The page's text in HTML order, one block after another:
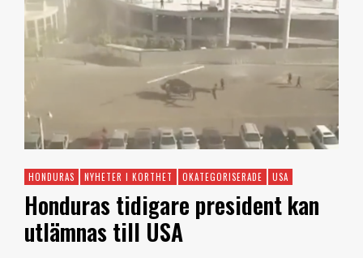
HONDURAS NYHETER I KORTHET OKATEGORISERADE USA
Honduras tidigare president kan
utlämnas till USA